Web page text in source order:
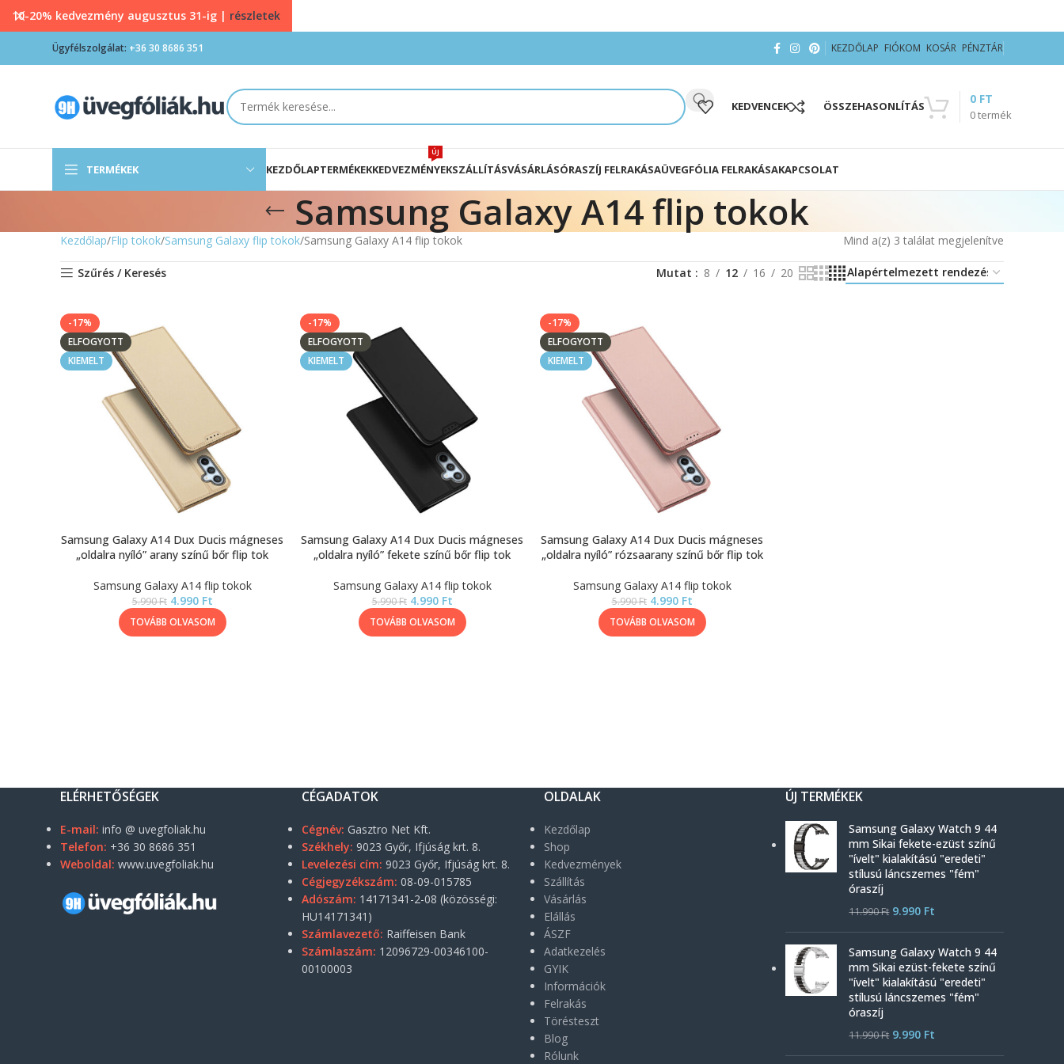
Ügyfélszolgálat: +36 30 8686 351 KEZDŐLAP FIÓKOM KOSÁR PÉNZTÁR
KEDVENCEK ÖSSZEHASONLÍTÁS
0termék
0 FT
TERMÉKEK KEZDŐLAPTERMÉKEKKEDVEZMÉNYEK
ÚJ
SZÁLLÍTÁSVÁSÁRLÁSÓRASZÍJ FELRAKÁSAÜVEGFÓLIA FELRAKÁSAKAPCSOLAT
Samsung Galaxy A14 flip tokok
Kezdőlap Flip tokok Samsung Galaxy flip tokok Samsung Galaxy A14 flip tokok Mind a(z) 3 találat megjelenítve
Szűrés / Keresés Mutat 8 12 16 20
-17%
ELFOGYOTT
KIEMELT
Samsung Galaxy A14 Dux Ducis mágneses
„oldalra nyíló” arany színű bőr flip tok
Samsung Galaxy A14 flip tokok
5.990Ft 4.990 Ft
TOVÁBB OLVASOM
-17%
ELFOGYOTT
KIEMELT
Samsung Galaxy A14 Dux Ducis mágneses
„oldalra nyíló” fekete színű bőr flip tok
Samsung Galaxy A14 flip tokok
5.990Ft 4.990 Ft
TOVÁBB OLVASOM
-17%
ELFOGYOTT
KIEMELT
Samsung Galaxy A14 Dux Ducis mágneses
„oldalra nyíló” rózsaarany színű bőr flip tok
Samsung Galaxy A14 flip tokok
5.990Ft 4.990 Ft
TOVÁBB OLVASOM
ELÉRHETŐSÉGEK
E-mail: info @ uvegfoliak.hu
Telefon: +36 30 8686 351
Weboldal: www.uvegfoliak.hu
CÉGADATOK
Cégnév: Gasztro Net Kft.
Székhely: 9023 Győr, Ifjúság krt. 8.
Levelezési cím: 9023 Győr, Ifjúság krt. 8.
Cégjegyzékszám: 08-09-015785
Adószám: 14171341-2-08 (közösségi:
HU14171341)
Számlavezető: Raiffeisen Bank
Számlaszám: 12096729-00346100-
00100003
OLDALAK
Kezdőlap
Shop
Kedvezmények
Szállítás
Vásárlás
Elállás
ÁSZF
Adatkezelés
GYIK
Információk
Felrakás
Törésteszt
Blog
Rólunk
ÚJ TERMÉKEK
Samsung Galaxy Watch 9 44
mm Sikai fekete-ezüst színű
"ívelt" kialakítású "eredeti"
stílusú láncszemes "fém"
óraszíj
11.990Ft 9.990 Ft
Samsung Galaxy Watch 9 44
mm Sikai ezüst-fekete színű
"ívelt" kialakítású "eredeti"
stílusú láncszemes "fém"
óraszíj
11.990Ft 9.990 Ft
10-20% kedvezmény augusztus 31-ig | részletek